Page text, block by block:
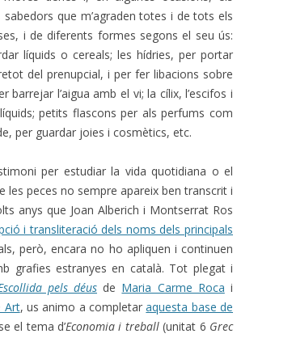
que m’agraden totes i de tots els
i de diferents formes segons el seu ús:
líquids o cereals; les hídries, per portar
del prenupcial, i per fer libacions sobre
l’aigua amb el vi; la cílix, l’escifos i
petits flascons per als perfums com
per guardar joies i cosmètics, etc.
per estudiar la vida quotidiana o el
les peces no sempre apareix ben transcrit i
anys que Joan Alberich i Montserrat Ros
i transliteració dels noms dels principals
però, encara no ho apliquen i continuen
grafies estranyes en català. Tot plegat i
pels déus de Maria Carme Roca i
Art, us animo a completaraquesta base de
el tema d’Economia i treball(unitat 6 Grec